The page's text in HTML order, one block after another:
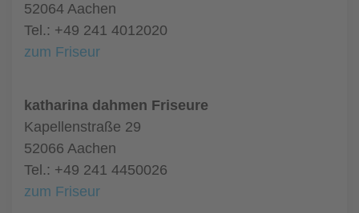
52064 Aachen
Tel.: +49 241 4012020
zum Friseur
katharina dahmen Friseure
Kapellenstraße 29
52066 Aachen
Tel.: +49 241 4450026
zum Friseur